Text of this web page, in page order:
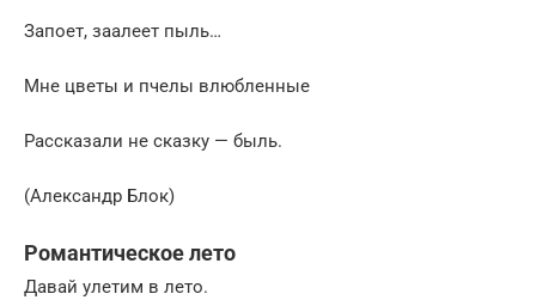
Запоет, заалеет пыль…
Мне цветы и пчелы влюбленные
Рассказали не сказку — быль.
(Александр Блок)
Романтическое лето
Давай улетим в лето.